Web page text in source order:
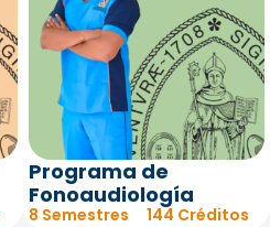
Programa de
Fonoaudiología
8 Semestres 144 Créditos